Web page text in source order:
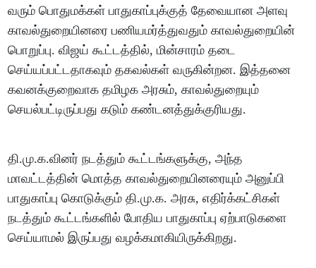
வரும் பொதுமக்கள் பாதுகாப்புக்குத் தேவையான அளவு
காவல்துறையினரை பணியமர்த்துவதும் காவல்துறையின்
பொறுப்பு. விஜய் கூட்டத்தில், மின்சாரம் தடை
செய்யப்பட்டதாகவும் தகவல்கள் வருகின்றன. இத்தனை
கவனக்குறைவாக தமிழக அரசும், காவல்துறையும்
செயல்பட்டிருப்பது கடும் கண்டனத்துக்குரியது.
தி.மு.க.வினர் நடத்தும் கூட்டங்களுக்கு, அந்த
மாவட்டத்தின் மொத்த காவல்துறையினரையும் அனுப்பி
பாதுகாப்பு கொடுக்கும் தி.மு.க. அரசு, எதிர்க்கட்சிகள்
நடத்தும் கூட்டங்களில் போதிய பாதுகாப்பு ஏற்பாடுகளை
செய்யாமல் இருப்பது வழக்கமாகியிருக்கிறது.